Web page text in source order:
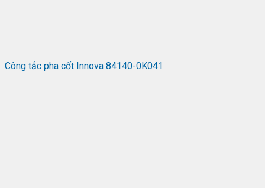
Công tắc pha cốt Innova 84140-0K041